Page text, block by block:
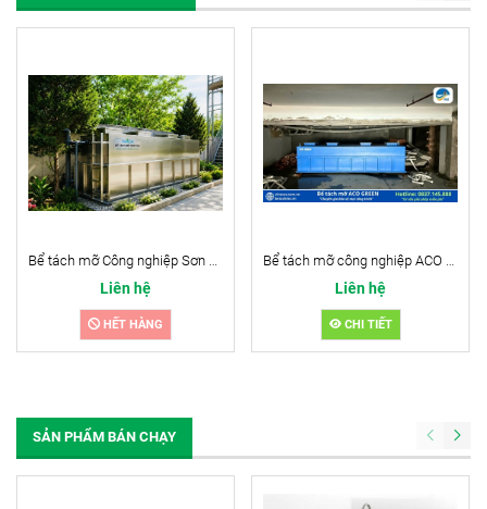
Liên hệ
HẾT HÀNG
Liên hệ
CHI TIẾT
SẢN PHẨM BÁN CHẠY